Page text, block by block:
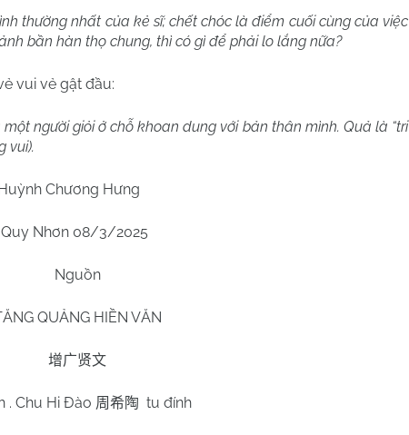
thường nhất của kẻ sĩ; chết chóc là điểm cuối cùng của việc
bần hàn thọ chung, thì có gì để phải lo lắng nữa?
vui vẻ gật đầu:
một người giỏi ở chỗ khoan dung với bản thân mình. Quả là “tri
vui).
Chương Hưng
Quy Nhơn 08/3/2025
Nguồn
QUẢNG HIỀN VĂN
增广贤文
. Chu Hi Đào 周希陶 tu đính